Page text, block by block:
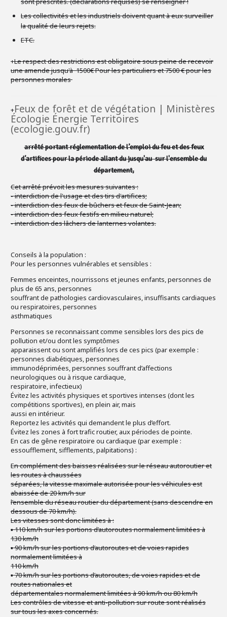
Les collectivités et les industriels doivent quant à eux surveiller
la qualité de leurs rejets.
ETC.
+Le respect des restrictions est obligatoire sous peine de recevoir
une amende jusqu'à 1500€ Pour les particuliers et 7500 € pour les
personnes morales
+Feux de forêt et de végétation | Ministères
Écologie Énergie Territoires
(ecologie.gouv.fr)
arrêté portant réglementation de l’emploi du feu et des feux
d’artifices pour la période allant du jusqu'au sur l'ensemble du
département,
Cet arrêté prévoit les mesures suivantes :
- interdiction de l'usage et des tirs d'artifices;
- interdiction des feux de bûchers et feux de Saint-Jean;
- interdiction des feux festifs en milieu naturel;
- interdiction des lâchers de lanternes volantes.
Conseils à la population :
Pour les personnes vulnérables et sensibles :
Femmes enceintes, nourrissons et jeunes enfants, personnes de
plus de 65 ans, personnes
souffrant de pathologies cardiovasculaires, insuffisants cardiaques
ou respiratoires, personnes
asthmatiques
Personnes se reconnaissant comme sensibles lors des pics de
pollution et/ou dont les symptômes
apparaissent ou sont amplifiés lors de ces pics (par exemple :
personnes diabétiques, personnes
immunodéprimées, personnes souffrant d’affections
neurologiques ou à risque cardiaque,
respiratoire, infectieux)
Évitez les activités physiques et sportives intenses (dont les
compétitions sportives), en plein air, mais
aussi en intérieur.
Reportez les activités qui demandent le plus d’effort.
Évitez les zones à fort trafic routier, aux périodes de pointe.
En cas de gêne respiratoire ou cardiaque (par exemple :
essoufflement, sifflements, palpitations) :
En complément des baisses réalisées sur le réseau autoroutier et
les routes à chaussées
séparées, la vitesse maximale autorisée pour les véhicules est
abaissée de 20 km/h sur
l’ensemble du réseau routier du département (sans descendre en
dessous de 70 km/h).
Les vitesses sont donc limitées à :
▪ 110 km/h sur les portions d’autoroutes normalement limitées à
130 km/h
▪ 90 km/h sur les portions d’autoroutes et de voies rapides
normalement limitées à
110 km/h
▪ 70 km/h sur les portions d’autoroutes, de voies rapides et de
routes nationales et
départementales normalement limitées à 90 km/h ou 80 km/h
Les contrôles de vitesse et anti-pollution sur route sont réalisés
sur tous les axes concernés.